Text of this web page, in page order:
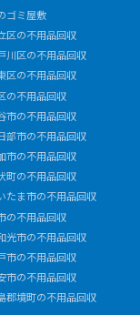
ゴミ屋敷
区の不用品回収
川区の不用品回収
区の不用品回収
の不用品回収
市の不用品回収
部市の不用品回収
市の不用品回収
町の不用品回収
たま市の不用品回収
の不用品回収
光市の不用品回収
市の不用品回収
市の不用品回収
郡境町の不用品回収